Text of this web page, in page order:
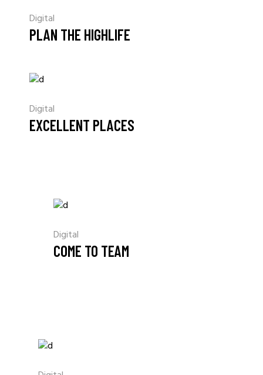
Digital
PLAN THE HIGHLIFE
Digital
EXCELLENT PLACES
Digital
COME TO TEAM